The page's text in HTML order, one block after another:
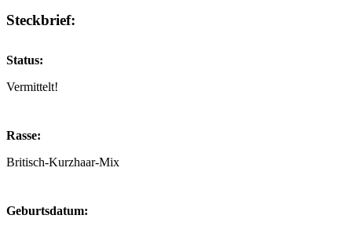
Steckbrief:
Status:
Vermittelt!
Rasse:
Britisch-Kurzhaar-Mix
Geburtsdatum: